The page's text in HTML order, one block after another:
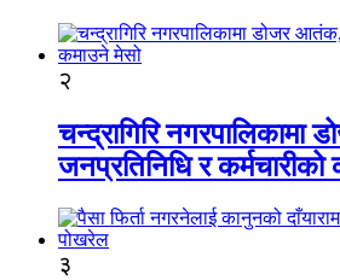
२
चन्द्रागिरि
जनप्रतिनिधि र
३